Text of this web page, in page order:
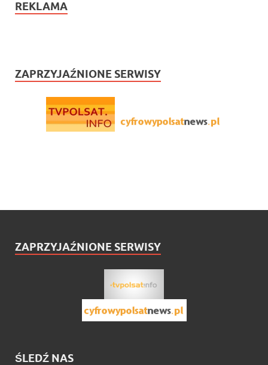
REKLAMA
ZAPRZYJAŹNIONE SERWISY
ZAPRZYJAŹNIONE SERWISY
ŚLEDŹ NAS